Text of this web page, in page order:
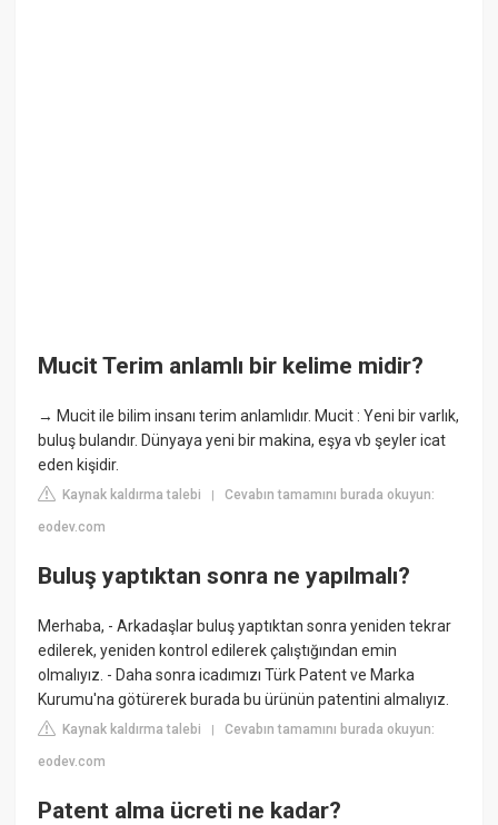
Mucit Terim anlamlı bir kelime midir?
→ Mucit ile bilim insanı terim anlamlıdır. Mucit : Yeni bir varlık,
buluş bulandır. Dünyaya yeni bir makina, eşya vb şeyler icat
eden kişidir.
Kaynak kaldırma talebi |Cevabın tamamını burada okuyun:
eodev.com
Buluş yaptıktan sonra ne yapılmalı?
Merhaba, - Arkadaşlar buluş yaptıktan sonra yeniden tekrar
edilerek, yeniden kontrol edilerek çalıştığından emin
olmalıyız. - Daha sonra icadımızı Türk Patent ve Marka
Kurumu'na götürerek burada bu ürünün patentini almalıyız.
Kaynak kaldırma talebi |Cevabın tamamını burada okuyun:
eodev.com
Patent alma ücreti ne kadar?